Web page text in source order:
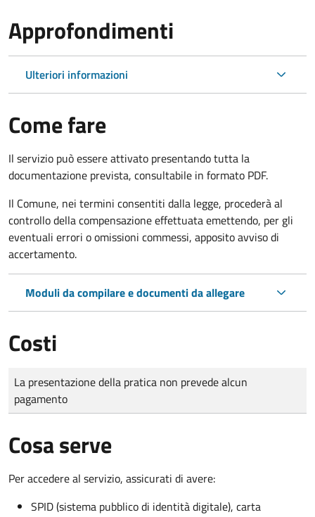
Approfondimenti
Ulteriori informazioni
Come fare
Il servizio può essere attivato presentando tutta la
documentazione prevista, consultabile in formato PDF.
Il Comune, nei termini consentiti dalla legge, procederà al
controllo della compensazione effettuata emettendo, per gli
eventuali errori o omissioni commessi, apposito avviso di
accertamento.
Moduli da compilare e documenti da allegare
Costi
Tipo di pagamento
Importo
La presentazione della pratica non prevede alcun
pagamento
Cosa serve
Per accedere al servizio, assicurati di avere:
SPID (sistema pubblico di identità digitale), carta